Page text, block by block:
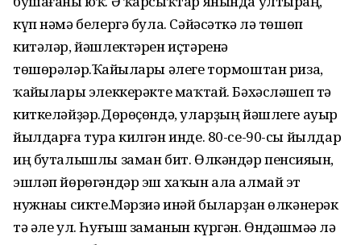
күп нәмә белергә була. Сәйәсәткә лә төшөп
китәләр, йәшлектәрен иҫтәренә
төшөрәләр.Ҡайһылары әлеге тормоштан риза,
ҡайһылары элеккерәкте маҡтай. Бәхәсләшеп тә
киткеләйҙәр.Дөрөҫөндә, уларҙың йәшлеге ауыр
йылдарға тура килгән инде. 80-се-90-сы йылдар
иң буталышлы заман бит. Өлкәндәр пенсияһын,
эшләп йөрөгәндәр эш хаҡын ала алмай эт
нужнаһы сикте.Мәрзиә инәй быларҙан өлкәнерәк
тә әле ул. Һуғыш заманын күргән. Өндәшмәһә лә